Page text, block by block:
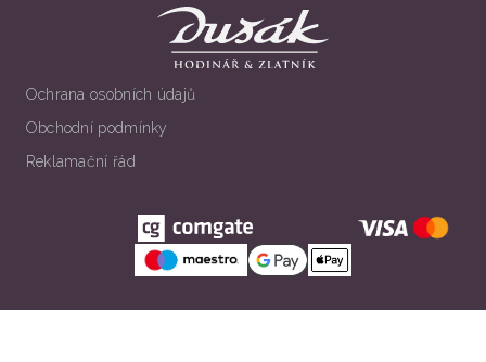
Ochrana osobních údajů
Obchodní podmínky
Reklamační řád